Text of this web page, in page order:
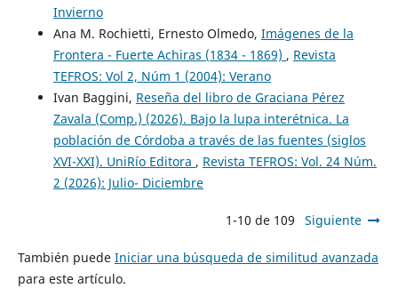
Invierno
Ana M. Rochietti, Ernesto Olmedo, Imágenes de la
Frontera - Fuerte Achiras (1834 - 1869) , Revista
TEFROS: Vol 2, Núm 1 (2004): Verano
Ivan Baggini, Reseña del libro de Graciana Pérez
Zavala (Comp.) (2026). Bajo la lupa interétnica. La
población de Córdoba a través de las fuentes (siglos
XVI-XXI). UniRío Editora , Revista TEFROS: Vol. 24 Núm.
2 (2026): Julio- Diciembre
1-10 de 109 Siguiente
También puede Iniciar una búsqueda de similitud avanzada
para este artículo.